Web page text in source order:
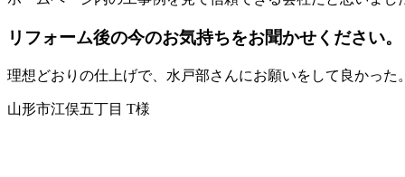
リフォーム後の今のお気持ちをお聞かせください。
理想どおりの仕上げで、水戸部さんにお願いをして良かった
山形市江俣五丁目 T様